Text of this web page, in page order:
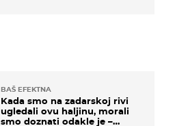
BAŠ EFEKTNA
Kada smo na zadarskoj rivi
ugledali ovu haljinu, morali
smo doznati odakle je –